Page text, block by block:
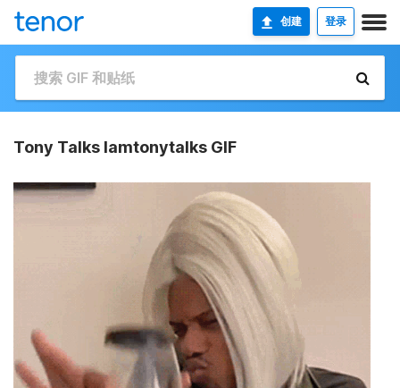
创建 登录
Tony Talks Iamtonytalks GIF